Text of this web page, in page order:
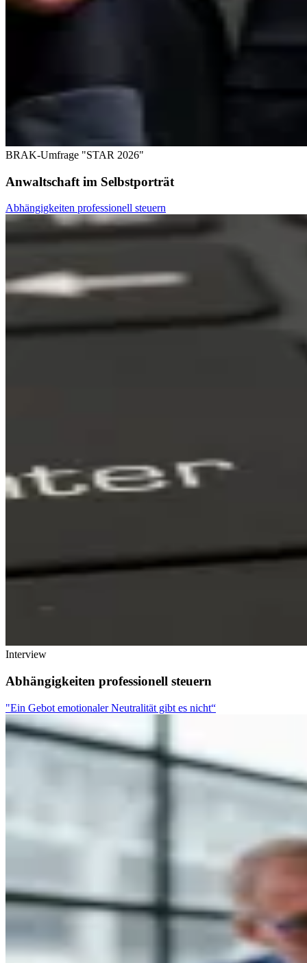
BRAK-Umfrage "STAR 2026"
Anwaltschaft im Selbstporträt
Abhängigkeiten professionell steuern
Interview
Abhängigkeiten professionell steuern
"Ein Gebot emotionaler Neutralität gibt es nicht“